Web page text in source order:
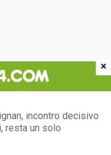
incontro decisivo
resta un solo
×